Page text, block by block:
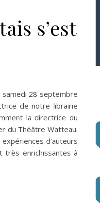
s’est
samedi 28 septembre
de notre librairie
la directrice du
du Théâtre Watteau.
d’auteurs
très enrichissantes à